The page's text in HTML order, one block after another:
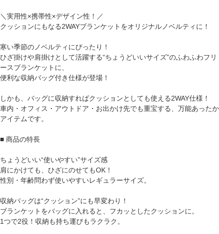
＼実用性×携帯性×デザイン性！／
クッションにもなる2WAYブランケットをオリジナルノベルティに！
寒い季節のノベルティにぴったり！
ひざ掛けや肩掛けとして活躍する“ちょうどいいサイズ”のふわふわフリ
ースブランケットに、
便利な収納バッグ付き仕様が登場！
しかも、バッグに収納すればクッションとしても使える2WAY仕様！
車内・オフィス・アウトドア・お出かけ先でも重宝する、万能あったか
アイテムです。
■ 商品の特長
ちょうどいい“使いやすい”サイズ感
肩にかけても、ひざにのせてもOK！
性別・年齢問わず使いやすいレギュラーサイズ。
収納バッグは“クッション”にも早変わり！
ブランケットをバッグに入れると、フカッとしたクッションに。
1つで2役！収納も持ち運びもラクラク。